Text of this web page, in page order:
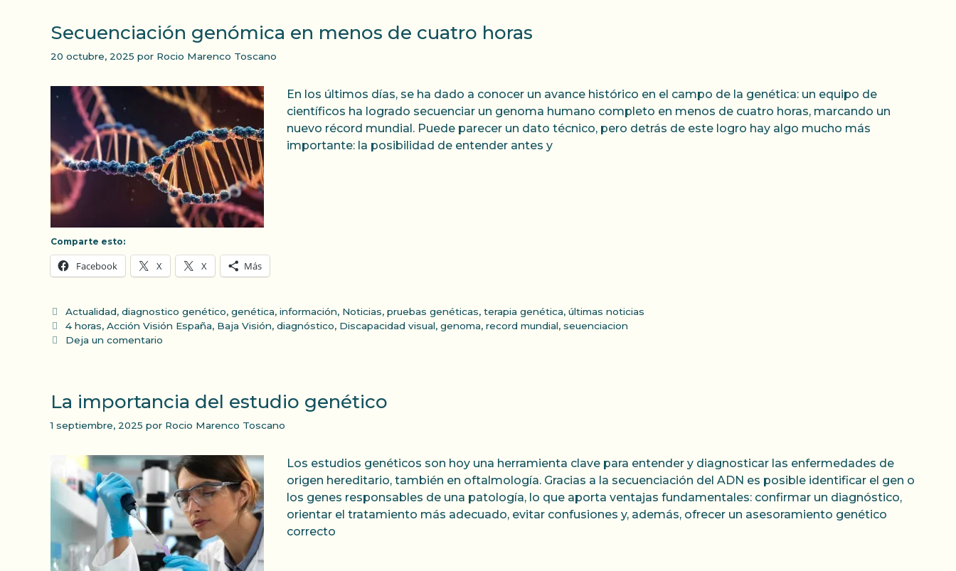
Secuenciación genómica en menos de cuatro horas
20 octubre, 2025 por Rocio Marenco Toscano
En los últimos días, se ha dado a conocer un avance histórico en el campo de la genética: un equipo de
científicos ha logrado secuenciar un genoma humano completo en menos de cuatro horas, marcando un
nuevo récord mundial. Puede parecer un dato técnico, pero detrás de este logro hay algo mucho más
importante: la posibilidad de entender antes y
Comparte esto:
Facebook X X Más
Categorías
Actualidad, diagnostico genético, genética, información, Noticias, pruebas genéticas, terapia genética, últimas noticias
Etiquetas
4 horas, Acción Visión España, Baja Visión, diagnóstico, Discapacidad visual, genoma, record mundial, seuenciacion
Deja un comentario
La importancia del estudio genético
1 septiembre, 2025 por Rocio Marenco Toscano
Los estudios genéticos son hoy una herramienta clave para entender y diagnosticar las enfermedades de
origen hereditario, también en oftalmología. Gracias a la secuenciación del ADN es posible identificar el gen o
los genes responsables de una patología, lo que aporta ventajas fundamentales: confirmar un diagnóstico,
orientar el tratamiento más adecuado, evitar confusiones y, además, ofrecer un asesoramiento genético
correcto